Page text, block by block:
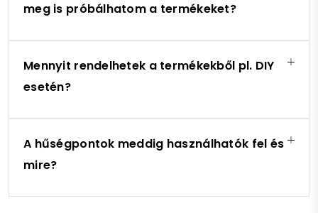
meg is próbálhatom a termékeket?
Mennyit rendelhetek a termékekből pl. DIY
esetén?
A hűségpontok meddig használhatók fel és
mire?